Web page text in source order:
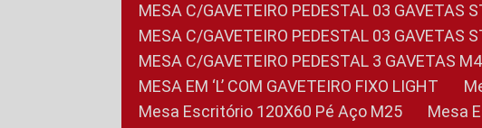
MESA C/GAVETEIRO PEDESTAL 03 GAVETAS
MESA C/GAVETEIRO PEDESTAL 03 GAVETAS
MESA C/GAVETEIRO PEDESTAL 3 GAVETAS
MESA EM ‘L’ COM GAVETEIRO FIXO LIGHT
Mesa Escritório 120X60 Pé Aço M25